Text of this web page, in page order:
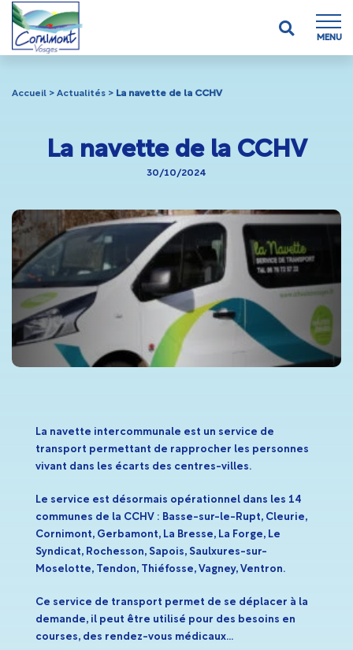
MENU
Accueil > Actualités > La navette de la CCHV
La navette de la CCHV
30/10/2024
La navette intercommunale est un service de
transport permettant de rapprocher les personnes
vivant dans les écarts des centres-villes.
Le service est désormais opérationnel dans les 14
communes de la CCHV : Basse-sur-le-Rupt, Cleurie,
Cornimont, Gerbamont, La Bresse, La Forge, Le
Syndicat, Rochesson, Sapois, Saulxures-sur-
Moselotte, Tendon, Thiéfosse, Vagney, Ventron.
Ce service de transport permet de se déplacer à la
demande, il peut être utilisé pour des besoins en
courses, des rendez-vous médicaux…